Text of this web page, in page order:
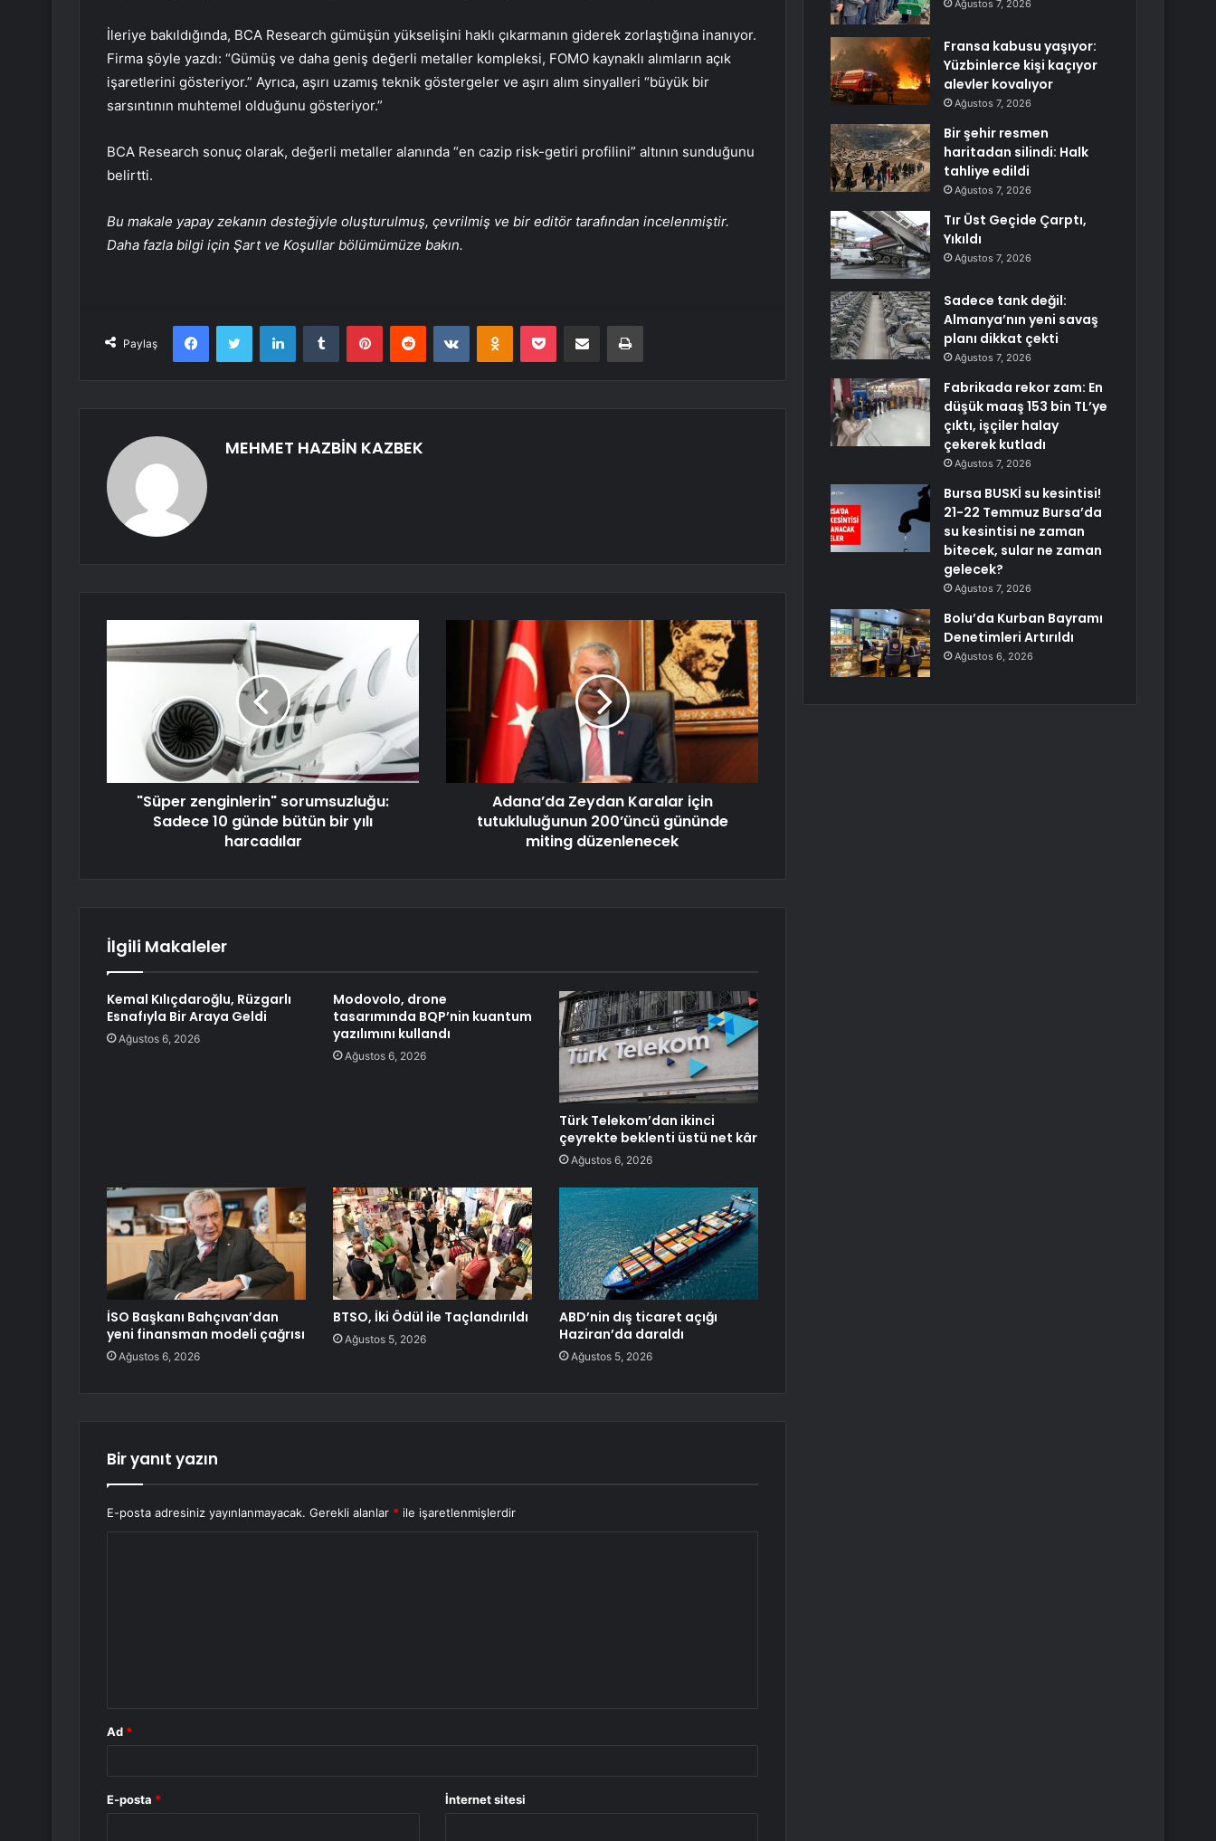
İleriye bakıldığında, BCA Research gümüşün yükselişini haklı çıkarmanın giderek zorlaştığına inanıyor.
Firma şöyle yazdı: “Gümüş ve daha geniş değerli metaller kompleksi, FOMO kaynaklı alımların açık
işaretlerini gösteriyor.” Ayrıca, aşırı uzamış teknik göstergeler ve aşırı alım sinyalleri “büyük bir
sarsıntının muhtemel olduğunu gösteriyor.”
BCA Research sonuç olarak, değerli metaller alanında “en cazip risk-getiri profilini” altının sunduğunu
belirtti.
Bu makale yapay zekanın desteğiyle oluşturulmuş, çevrilmiş ve bir editör tarafından incelenmiştir.
Daha fazla bilgi için Şart ve Koşullar bölümümüze bakın.
Paylaş
FacebookTwitter LinkedInTumblr PinterestReddit VKontakteOdnoklassniki
Pocket E-Posta ile paylaş Yazdır
MEHMET HAZBİN KAZBEK
"Süper zenginlerin" sorumsuzluğu:
Sadece 10 günde bütün bir yılı
harcadılar
Adana’da Zeydan Karalar için
tutukluluğunun 200’üncü gününde
miting düzenlenecek
İlgili Makaleler
Kemal Kılıçdaroğlu, Rüzgarlı
Esnafıyla Bir Araya Geldi
Ağustos 6, 2026
Modovolo, drone
tasarımında BQP’nin kuantum
yazılımını kullandı
Ağustos 6, 2026
Türk Telekom’dan ikinci
çeyrekte beklenti üstü net kâr
Ağustos 6, 2026
İSO Başkanı Bahçıvan’dan
yeni finansman modeli çağrısı
Ağustos 6, 2026
BTSO, İki Ödül ile Taçlandırıldı
Ağustos 5, 2026
ABD’nin dış ticaret açığı
Haziran’da daraldı
Ağustos 5, 2026
Bir yanıt yazın
E-posta adresiniz yayınlanmayacak. Gerekli alanlar * ile işaretlenmişlerdir
Ad *
E-posta * İnternet sitesi
Ağustos 7, 2026
Fransa kabusu yaşıyor:
Yüzbinlerce kişi kaçıyor
alevler kovalıyor
Ağustos 7, 2026
Bir şehir resmen
haritadan silindi: Halk
tahliye edildi
Ağustos 7, 2026
Tır Üst Geçide Çarptı,
Yıkıldı
Ağustos 7, 2026
Sadece tank değil:
Almanya’nın yeni savaş
planı dikkat çekti
Ağustos 7, 2026
Fabrikada rekor zam: En
düşük maaş 153 bin TL’ye
çıktı, işçiler halay
çekerek kutladı
Ağustos 7, 2026
Bursa BUSKİ su kesintisi!
21-22 Temmuz Bursa’da
su kesintisi ne zaman
bitecek, sular ne zaman
gelecek?
Ağustos 7, 2026
Bolu’da Kurban Bayramı
Denetimleri Artırıldı
Ağustos 6, 2026